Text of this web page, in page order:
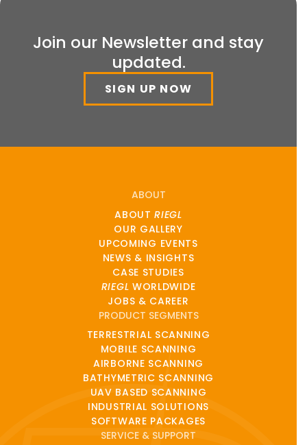
Join our Newsletter and stay
updated.
SIGN UP NOW
ABOUT
ABOUTRIEGL
OUR GALLERY
UPCOMING EVENTS
NEWS & INSIGHTS
CASE STUDIES
RIEGL WORLDWIDE
JOBS & CAREER
PRODUCT SEGMENTS
TERRESTRIAL SCANNING
MOBILE SCANNING
AIRBORNE SCANNING
BATHYMETRIC SCANNING
UAV BASED SCANNING
INDUSTRIAL SOLUTIONS
SOFTWARE PACKAGES
SERVICE & SUPPORT